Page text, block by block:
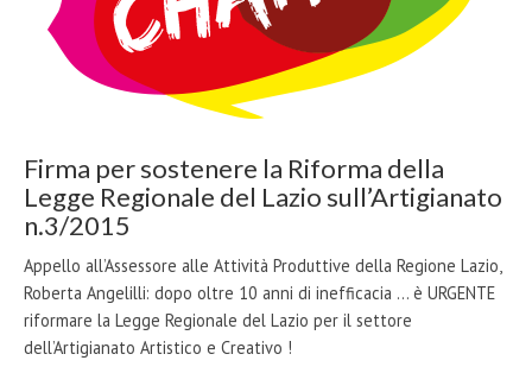
Firma per sostenere la Riforma della
Legge Regionale del Lazio sull’Artigianato
n.3/2015
Appello all’Assessore alle Attività Produttive della Regione Lazio,
Roberta Angelilli: dopo oltre 10 anni di inefficacia ... è URGENTE
riformare la Legge Regionale del Lazio per il settore
dell’Artigianato Artistico e Creativo !